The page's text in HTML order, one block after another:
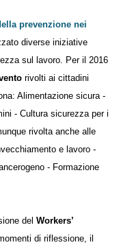
prevenzione nei
diverse iniziative
sul lavoro. Per il 2016 il
rivolti ai cittadini
Alimentazione sicura
- Cultura sicurezza per
rivolta anche alle
e lavoro -
- Formazione
delWorkers’
di riflessione, il